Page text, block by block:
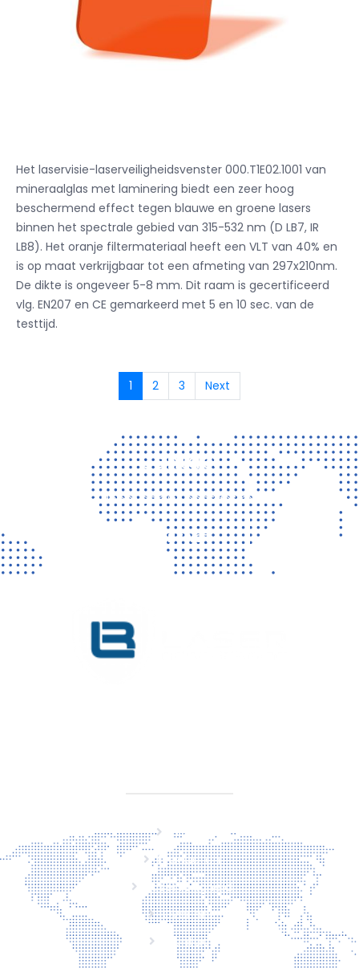
Het laservisie-laserveiligheidsvenster 000.T1E02.1001 van
mineraalglas met laminering biedt een zeer hoog
beschermend effect tegen blauwe en groene lasers
binnen het spectrale gebied van 315-532 nm (D LB7, IR
LB8). Het oranje filtermateriaal heeft een VLT van 40% en
is op maat verkrijgbaar tot een afmeting van 297x210nm.
De dikte is ongeveer 5-8 mm. Dit raam is gecertificeerd
vlg. EN207 en CE gemarkeerd met 5 en 10 sec. van de
testtijd.
1 2 3 Next
Contact
Vragen? Neem gerust contact met ons op!
CONTACT
Home
Producten
Laserveiligheid
Over ons
Contact